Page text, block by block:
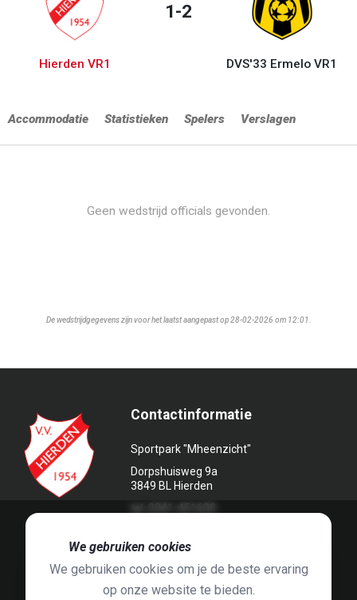
Hierden VR1
1-2
DVS'33 Ermelo VR1
Accommodatie Statistieken Spelers Verslagen
Geen wedstrijd officials gevonden.
De wedstrijdgegevens zijn voor het laatst aangepast op 28-02-2026 om 12:01.
Contactinformatie
Sportpark "Mheenzicht"
Dorpshuisweg 9a
3849 BL Hierden
We gebruiken cookies
We gebruiken cookies om je de beste ervaring
op onze website te bieden.